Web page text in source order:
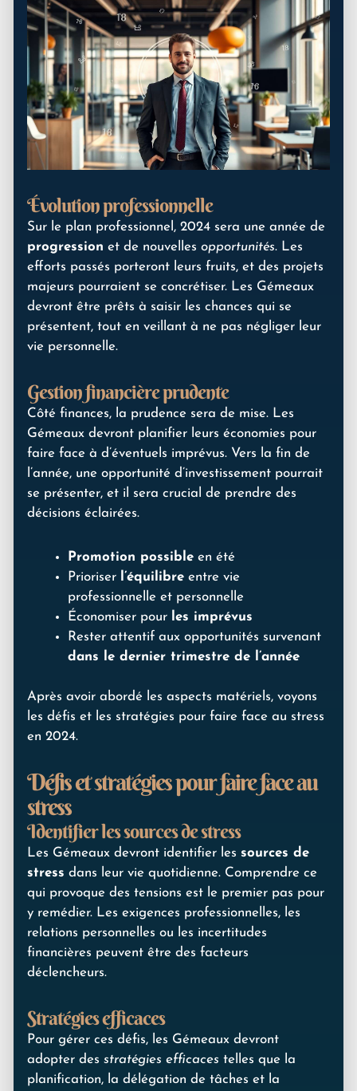
Évolution professionnelle
Sur le plan professionnel, 2024 sera une année de
progression et de nouvelles opportunités. Les
efforts passés porteront leurs fruits, et des projets
majeurs pourraient se concrétiser. Les Gémeaux
devront être prêts à saisir les chances qui se
présentent, tout en veillant à ne pas négliger leur
vie personnelle.
Gestion financière prudente
Côté finances, la prudence sera de mise. Les
Gémeaux devront planifier leurs économies pour
faire face à d’éventuels imprévus. Vers la fin de
l’année, une opportunité d’investissement pourrait
se présenter, et il sera crucial de prendre des
décisions éclairées.
Promotion possible en été
Prioriser l’équilibre entre vie
professionnelle et personnelle
Économiser pour les imprévus
Rester attentif aux opportunités survenant
dans le dernier trimestre de l’année
Après avoir abordé les aspects matériels, voyons
les défis et les stratégies pour faire face au stress
en 2024.
Défis et stratégies pour faire face au
stress
Identifier les sources de stress
Les Gémeaux devront identifier les sources de
stress dans leur vie quotidienne. Comprendre ce
qui provoque des tensions est le premier pas pour
y remédier. Les exigences professionnelles, les
relations personnelles ou les incertitudes
financières peuvent être des facteurs
déclencheurs.
Stratégies efficaces
Pour gérer ces défis, les Gémeaux devront
adopter des stratégies efficaces telles que la
planification, la délégation de tâches et la